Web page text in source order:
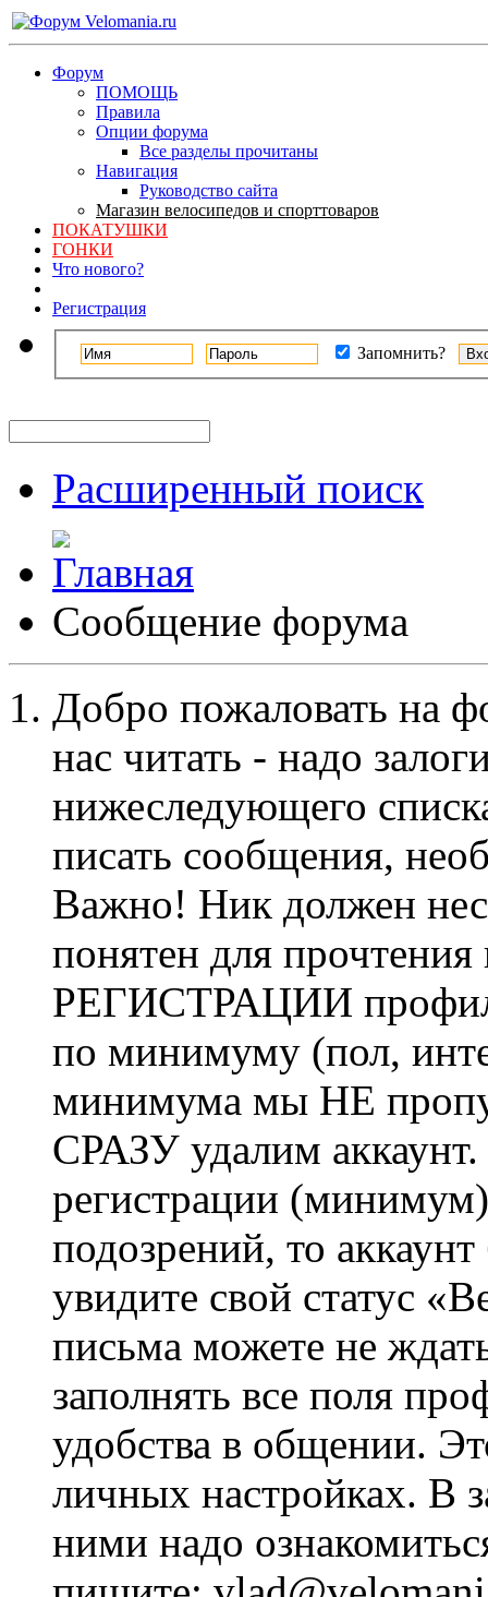
Форум
ПОМОЩЬ
Правила
Опции форума
Все разделы прочитаны
Навигация
Руководство сайта
Магазин велосипедов и спорттоваров
ПОКАТУШКИ
ГОНКИ
Что нового?
Регистрация
Запомнить?
Расширенный поиск
Сообщение форума
Добро пожаловать на
нас читать - надо
нижеследующего
писать сообщения,
Важно! Ник должен
понятен для
РЕГИСТРАЦИИ профиль
по минимуму (пол,
минимума мы НЕ
СРАЗУ удалим
регистрации
подозрений, то
увидите свой статус
письма можете не
заполнять все поля
удобства в общении.
личных настройках. В
ними надо